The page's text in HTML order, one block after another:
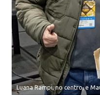
Luana Rampi, no centro, e